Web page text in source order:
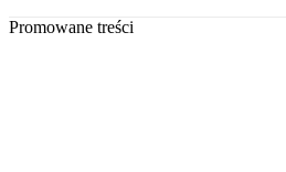
Promowane treści